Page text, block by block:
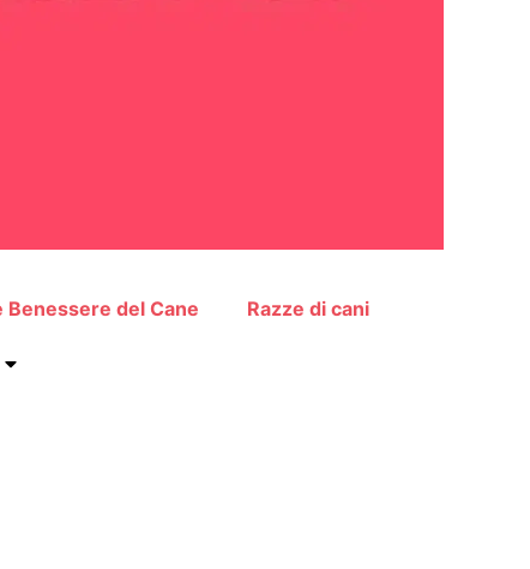
Benessere del Cane Razze di cani